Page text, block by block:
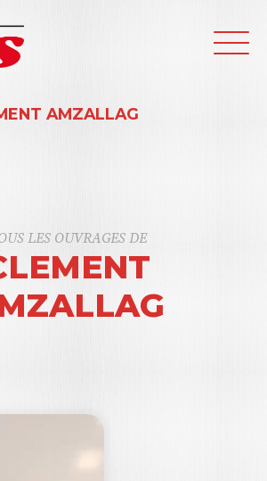
AMZALLAG
LES OUVRAGES DE